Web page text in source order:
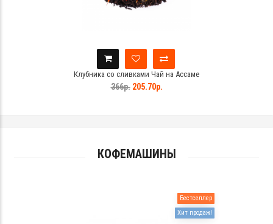
Клубника со сливками Чай на Ассаме
366р.205.70р.
КОФЕМАШИНЫ
Бестселлер
Хит продаж!